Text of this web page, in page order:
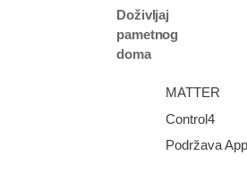
Doživljaj
pametnog
doma
MATTER
Control4
Podržava